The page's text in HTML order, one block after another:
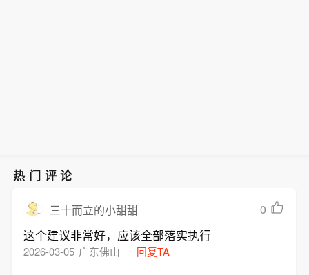
热门评论
三十而立的小甜甜 0
这个建议非常好，应该全部落实执行
2026-03-05 广东佛山 回复TA